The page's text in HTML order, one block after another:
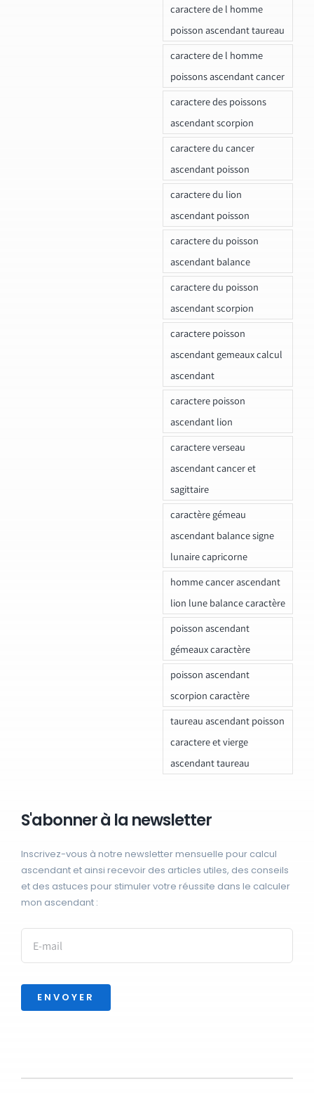
caractere de l homme
poisson ascendant taureau
caractere de l homme
poissons ascendant cancer
caractere des poissons
ascendant scorpion
caractere du cancer
ascendant poisson
caractere du lion
ascendant poisson
caractere du poisson
ascendant balance
caractere du poisson
ascendant scorpion
caractere poisson
ascendant gemeaux calcul
ascendant
caractere poisson
ascendant lion
caractere verseau
ascendant cancer et
sagittaire
caractère gémeau
ascendant balance signe
lunaire capricorne
homme cancer ascendant
lion lune balance caractère
poisson ascendant
gémeaux caractère
poisson ascendant
scorpion caractère
taureau ascendant poisson
caractere et vierge
ascendant taureau
S'abonner à la newsletter
Inscrivez-vous à notre newsletter mensuelle pour calcul
ascendant et ainsi recevoir des articles utiles, des conseils
et des astuces pour stimuler votre réussite dans le calculer
mon ascendant :
ENVOYER